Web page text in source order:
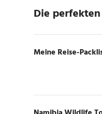
Die
Meine Reise-